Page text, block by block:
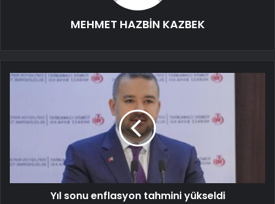
MEHMET HAZBİN KAZBEK
Yıl sonu enflasyon tahmini yükseldi